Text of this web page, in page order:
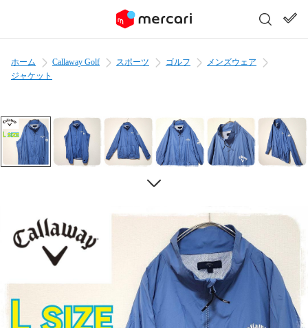
ホーム Callaway Golf スポーツ ゴルフ
メンズウェア
ジャケット